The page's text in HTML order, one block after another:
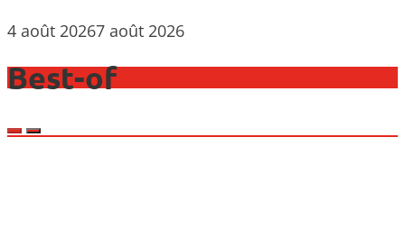
4 août 20267 août 2026
Best-of